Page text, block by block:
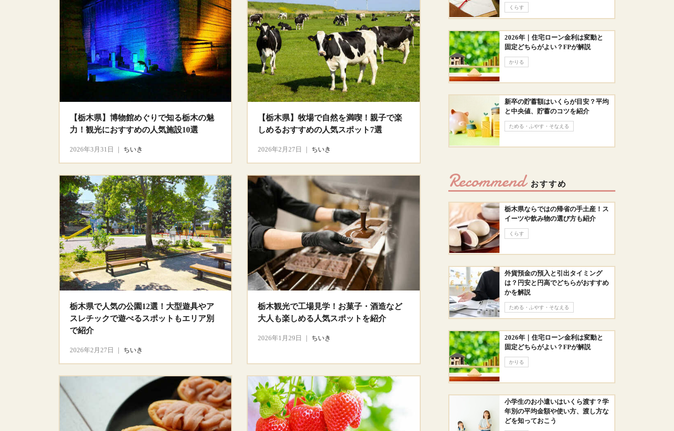
【栃木県】博物館めぐりで知る栃木の魅
力！観光におすすめの人気施設10選
2026年3月31日 ｜ ちいき
【栃木県】牧場で自然を満喫！親子で楽
しめるおすすめの人気スポット7選
2026年2月27日 ｜ ちいき
栃木県で人気の公園12選！大型遊具やア
スレチックで遊べるスポットもエリア別
で紹介
2026年2月27日 ｜ ちいき
栃木観光で工場見学！お菓子・酒造など
大人も楽しめる人気スポットを紹介
2026年1月29日 ｜ ちいき
くらす
2026年｜住宅ローン金利は変動と
固定どちらがよい？FPが解説
かりる
新卒の貯蓄額はいくらが目安？平均
と中央値、貯蓄のコツを紹介
ためる・ふやす・そなえる
Recommend おすすめ
栃木県ならではの帰省の手土産！ス
イーツや飲み物の選び方も紹介
くらす
外貨預金の預入と引出タイミング
は？円安と円高でどちらがおすすめ
かを解説
ためる・ふやす・そなえる
2026年｜住宅ローン金利は変動と
固定どちらがよい？FPが解説
かりる
小学生のお小遣いはいくら渡す？学
年別の平均金額や使い方、渡し方な
どを知っておこう